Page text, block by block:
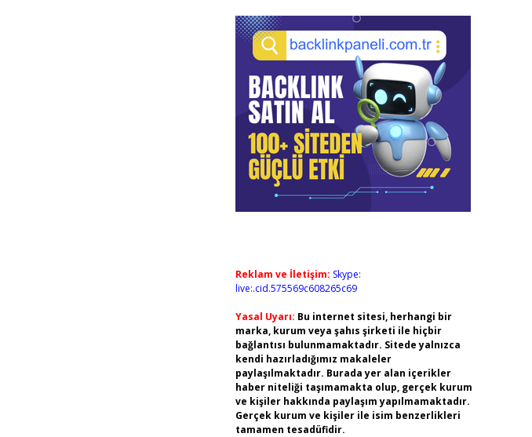
Reklam ve İletişim: Skype:
live:.cid.575569c608265c69
Yasal Uyarı: Bu internet sitesi, herhangi bir
marka, kurum veya şahıs şirketi ile hiçbir
bağlantısı bulunmamaktadır. Sitede yalnızca
kendi hazırladığımız makaleler
paylaşılmaktadır. Burada yer alan içerikler
haber niteliği taşımamakta olup, gerçek kurum
ve kişiler hakkında paylaşım yapılmamaktadır.
Gerçek kurum ve kişiler ile isim benzerlikleri
tamamen tesadüfidir.